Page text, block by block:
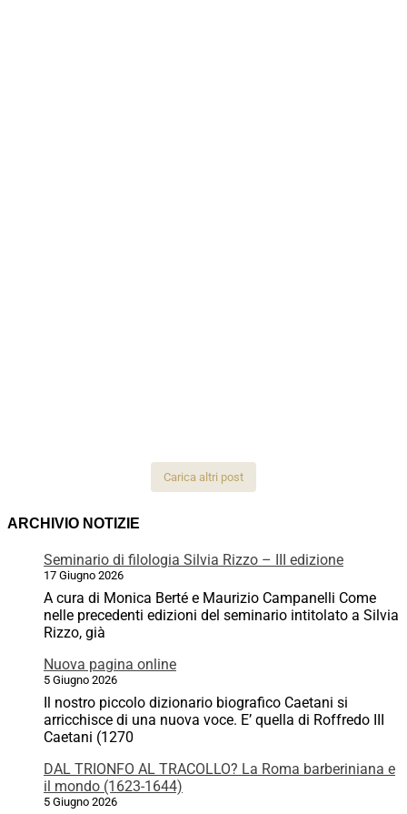
Carica altri post
ARCHIVIO NOTIZIE
Seminario di filologia Silvia Rizzo – III edizione
17 Giugno 2026
A cura di Monica Berté e Maurizio Campanelli Come
nelle precedenti edizioni del seminario intitolato a Silvia
Rizzo, già
Nuova pagina online
5 Giugno 2026
Il nostro piccolo dizionario biografico Caetani si
arricchisce di una nuova voce. E’ quella di Roffredo III
Caetani (1270
DAL TRIONFO AL TRACOLLO? La Roma barberiniana e
il mondo (1623-1644)
5 Giugno 2026